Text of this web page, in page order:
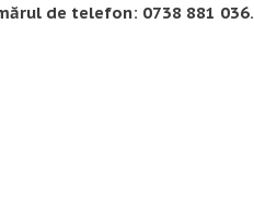
de telefon: 0738 881 036.